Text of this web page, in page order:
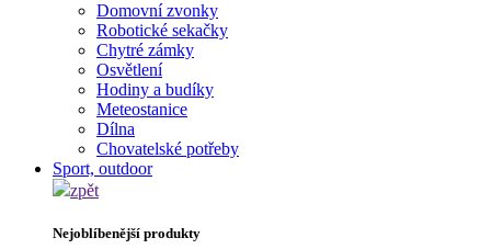
Domovní zvonky
Robotické sekačky
Chytré zámky
Osvětlení
Hodiny a budíky
Meteostanice
Dílna
Chovatelské potřeby
Sport, outdoor
zpět
Nejoblíbenější produkty